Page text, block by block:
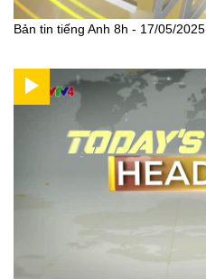
Bản tin tiếng Anh 8h - 17/05/2025